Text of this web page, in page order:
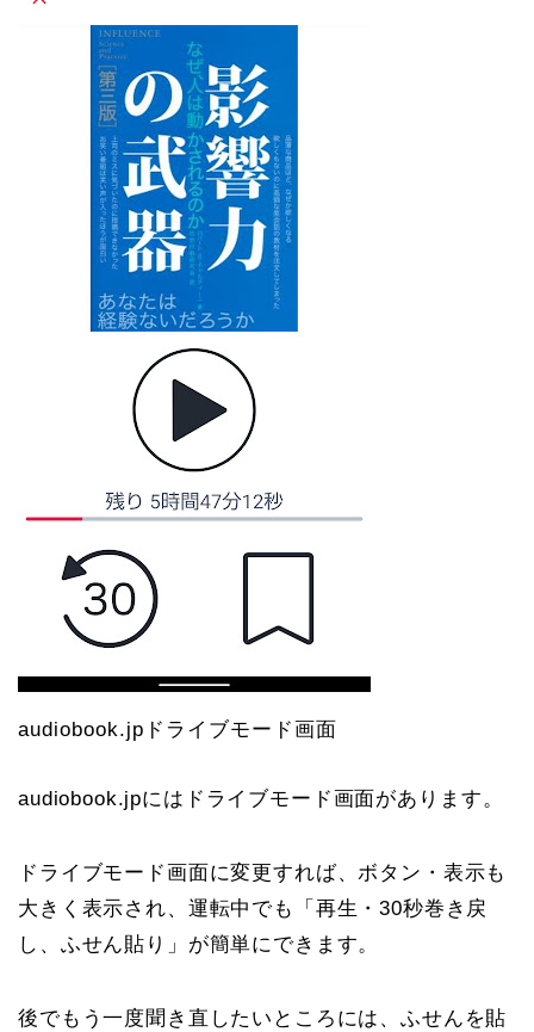
audiobook.jpドライブモード画面
audiobook.jpにはドライブモード画面があります。
ドライブモード画面に変更すれば、ボタン・表示も
大きく表示され、運転中でも「再生・30秒巻き戻
し、ふせん貼り」が簡単にできます。
後でもう一度聞き直したいところには、ふせんを貼